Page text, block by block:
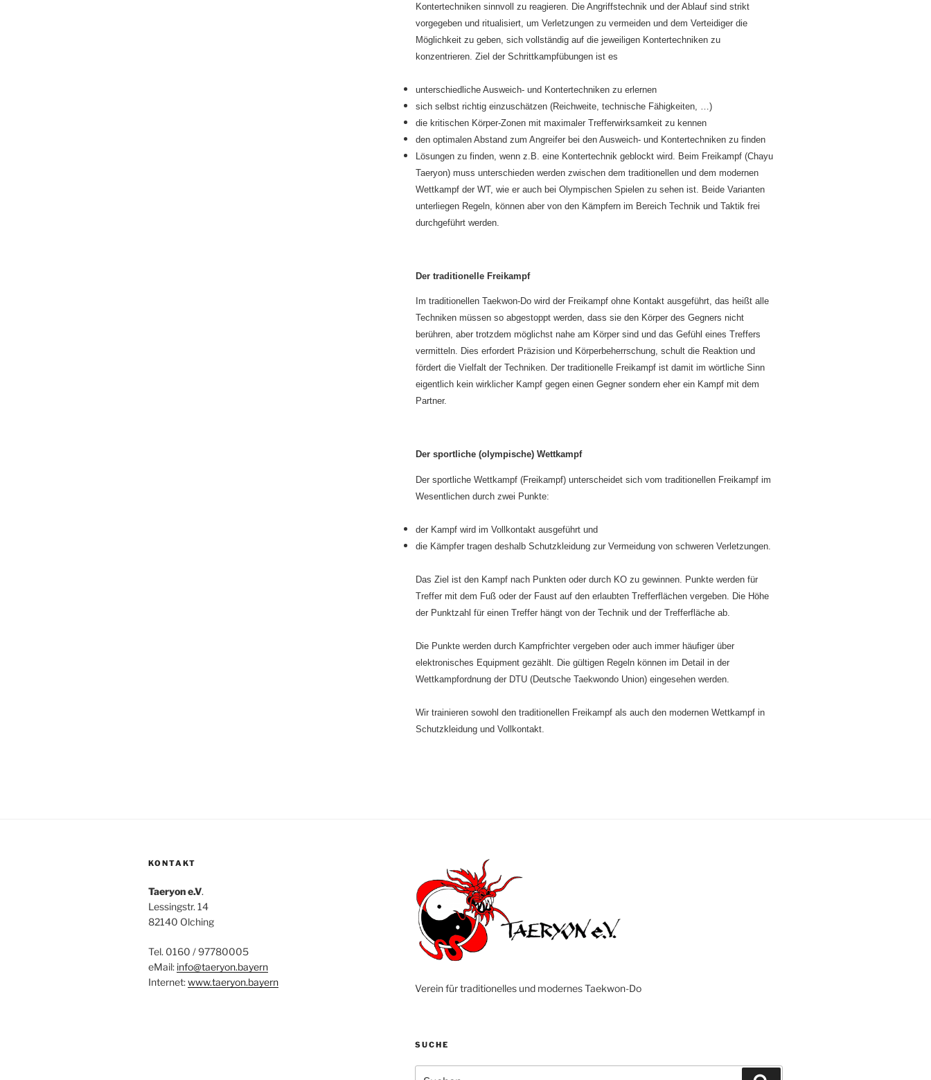
Kontertechniken sinnvoll zu reagieren. Die Angriffstechnik und der Ablauf sind strikt
vorgegeben und ritualisiert, um Verletzungen zu vermeiden und dem Verteidiger die
Möglichkeit zu geben, sich vollständig auf die jeweiligen Kontertechniken zu
konzentrieren. Ziel der Schrittkampfübungen ist es
unterschiedliche Ausweich- und Kontertechniken zu erlernen
sich selbst richtig einzuschätzen (Reichweite, technische Fähigkeiten, …)
die kritischen Körper-Zonen mit maximaler Trefferwirksamkeit zu kennen
den optimalen Abstand zum Angreifer bei den Ausweich- und Kontertechniken zu finden
Lösungen zu finden, wenn z.B. eine Kontertechnik geblockt wird. Beim Freikampf (Chayu
Taeryon) muss unterschieden werden zwischen dem traditionellen und dem modernen
Wettkampf der WT, wie er auch bei Olympischen Spielen zu sehen ist. Beide Varianten
unterliegen Regeln, können aber von den Kämpfern im Bereich Technik und Taktik frei
durchgeführt werden.
Der traditionelle Freikampf
Im traditionellen Taekwon-Do wird der Freikampf ohne Kontakt ausgeführt, das heißt alle
Techniken müssen so abgestoppt werden, dass sie den Körper des Gegners nicht
berühren, aber trotzdem möglichst nahe am Körper sind und das Gefühl eines Treffers
vermitteln. Dies erfordert Präzision und Körperbeherrschung, schult die Reaktion und
fördert die Vielfalt der Techniken. Der traditionelle Freikampf ist damit im wörtliche Sinn
eigentlich kein wirklicher Kampf gegen einen Gegner sondern eher ein Kampf mit dem
Partner.
Der sportliche (olympische) Wettkampf
Der sportliche Wettkampf (Freikampf) unterscheidet sich vom traditionellen Freikampf im
Wesentlichen durch zwei Punkte:
der Kampf wird im Vollkontakt ausgeführt und
die Kämpfer tragen deshalb Schutzkleidung zur Vermeidung von schweren Verletzungen.
Das Ziel ist den Kampf nach Punkten oder durch KO zu gewinnen. Punkte werden für
Treffer mit dem Fuß oder der Faust auf den erlaubten Trefferflächen vergeben. Die Höhe
der Punktzahl für einen Treffer hängt von der Technik und der Trefferfläche ab.
Die Punkte werden durch Kampfrichter vergeben oder auch immer häufiger über
elektronisches Equipment gezählt. Die gültigen Regeln können im Detail in der
Wettkampfordnung der DTU (Deutsche Taekwondo Union) eingesehen werden.
Wir trainieren sowohl den traditionellen Freikampf als auch den modernen Wettkampf in
Schutzkleidung und Vollkontakt.
KONTAKT
Taeryon e.V.
Lessingstr. 14
82140 Olching
Tel. 0160 / 97780005
eMail: info@taeryon.bayern
Internet:www.taeryon.bayern
Verein für traditionelles und modernes Taekwon-Do
SUCHE